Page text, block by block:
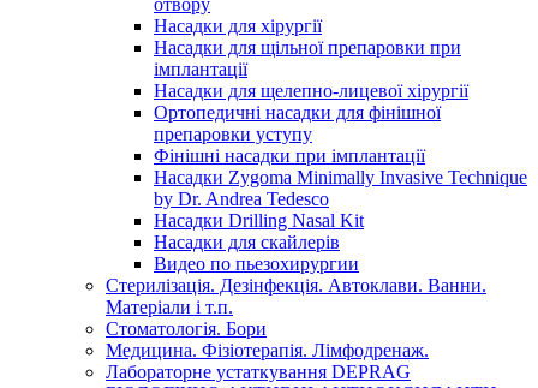
отвору
Насадки для хірургії
Насадки для щільної препаровки при
імплантації
Насадки для щелепно-лицевої хірургії
Ортопедичні насадки для фінішної
препаровки уступу
Фінішні насадки при імплантації
Насадки Zygoma Minimally Invasive Technique
by Dr. Andrea Tedesco
Насадки Drilling Nasal Kit
Насадки для скайлерів
Видео по пьезохирургии
Стерилізація. Дезінфекція. Автоклави. Ванни.
Матеріали і т.п.
Стоматологія. Бори
Медицина. Фізіотерапія. Лімфодренаж.
Лабораторне устаткування DEPRAG